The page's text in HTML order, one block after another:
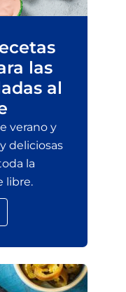
las
al
verano y
deliciosas
la
libre.